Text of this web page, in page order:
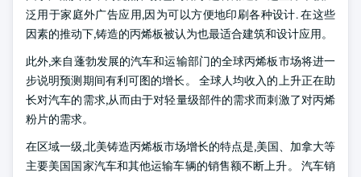
泛用于家庭外广告应用,因为可以方便地印刷各种设计. 在这些
因素的推动下,铸造的丙烯板被认为也最适合建筑和设计应用。
此外,来自蓬勃发展的汽车和运输部门的全球丙烯板市场将进一
步说明预测期间有利可图的增长。 全球人均收入的上升正在助
长对汽车的需求,从而由于对轻量级部件的需求而刺激了对丙烯
粉片的需求。
在区域一级,北美铸造丙烯板市场增长的特点是,美国、加拿大等
主要美国国家汽车和其他运输车辆的销售额不断上升。 汽车销